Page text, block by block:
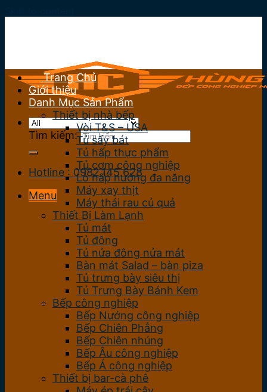
Tìm kiếm:
Hotline : 0982.145.628
Menu
Trang Chủ
Giới thiệu
Danh Mục Sản Phẩm
Thiết bị nhà bếp
Vòi T&S – USA
Tủ sấy bát
Tủ hấp thực phẩm
Tủ cơm công nghiệp
Lò hấp nướng đa năng
Máy xay thịt
Máy thái rau củ quả
Thiết Bị Làm Lạnh
Tủ mát
Tủ đông
Tủ nửa đông nửa mát
Bàn mát Salad – bàn piza
Tủ trưng bày siêu thị
Tủ Trưng Bày Bánh Kem
Bếp công nghiệp
Bếp Nướng công nghiệp
Bếp Chiên Phẳng
Bếp Chiên nhúng
Bếp Âu công nghiệp
Bếp Á công nghiệp
Thiết bị bar-cà phê